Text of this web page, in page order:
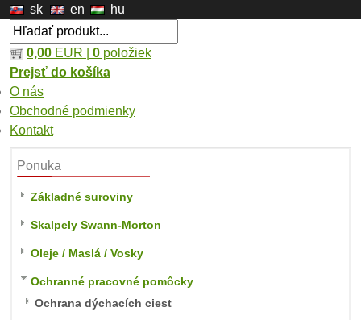
sk en hu
0,00 EUR | 0 položiek
Prejsť do košíka
O nás
Obchodné podmienky
Kontakt
Ponuka
Základné suroviny
Skalpely Swann-Morton
Oleje / Maslá / Vosky
Ochranné pracovné pomôcky
Ochrana dýchacích ciest